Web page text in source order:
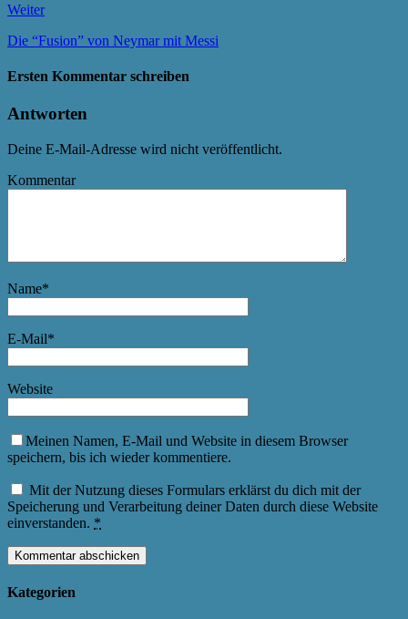
Weiter
Die “Fusion” von Neymar mit Messi
Ersten Kommentar schreiben
Antworten
Deine E-Mail-Adresse wird nicht veröffentlicht.
Kommentar
Name*
E-Mail*
Website
Meinen Namen, E-Mail und Website in diesem Browser
speichern, bis ich wieder kommentiere.
Mit der Nutzung dieses Formulars erklärst du dich mit der
Speicherung und Verarbeitung deiner Daten durch diese Website
einverstanden. *
Kategorien